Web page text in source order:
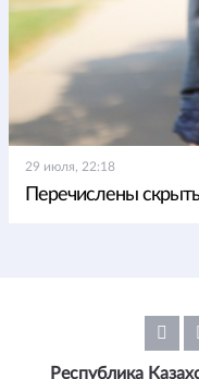
29 июля, 22:18
Перечислены
Республика